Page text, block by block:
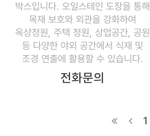
박스입니다. 오일스테인 도장을 통해
목재 보호와 외관을 강화하여
옥상정원, 주택 정원, 상업공간, 공원
등 다양한 야외 공간에서 식재 및
조경 연출에 활용할 수 있습니다.
전화문의
1